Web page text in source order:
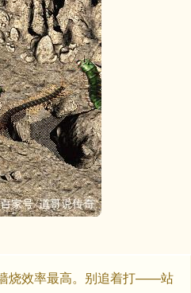
烧效率最高。别追着打——站